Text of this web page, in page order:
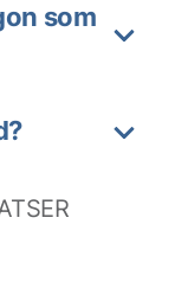
som